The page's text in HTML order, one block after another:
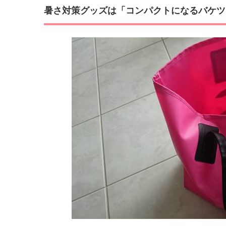
暑さ対策グッズは「コンパクトになるバケ